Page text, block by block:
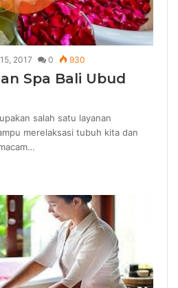
2017 0 930
Spa Bali Ubud
salah satu layanan
merelaksasi tubuh kita dan